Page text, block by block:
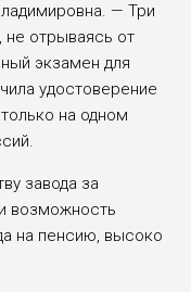
— Три
не отрываясь от
экзамен для
удостоверение
на одном
завода за
возможность
на пен­сию, высоко